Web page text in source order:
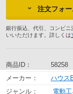
注文フォ
銀行振込、代引、コンビ
いいただけます。詳しくは
商品ID：
58258
メーカー：
ハウス
ジャンル：
電動